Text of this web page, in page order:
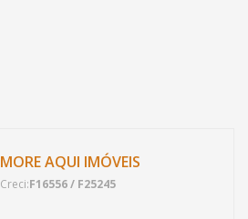
MORE AQUI IMÓVEIS
Creci:F16556 / F25245